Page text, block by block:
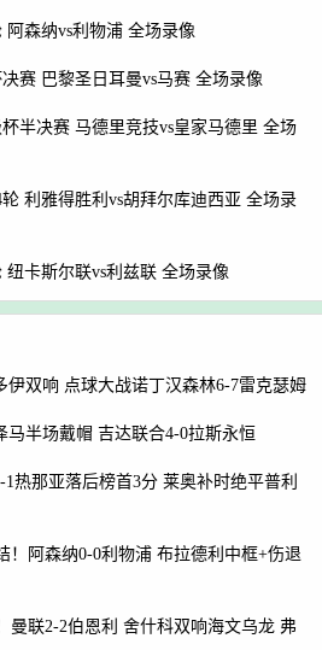
阿森纳vs利物浦 全场录像
赛 巴黎圣日耳曼vs马赛 全场录像
半决赛 马德里竞技vs皇家马德里 全场
利雅得胜利vs胡拜尔库迪西亚 全场录
纽卡斯尔联vs利兹联 全场录像
伊双响 点球大战诺丁汉森林6-7雷克瑟姆
马半场戴帽 吉达联合4-0拉斯永恒
1热那亚落后榜首3分 莱奥补时绝平普利
！阿森纳0-0利物浦 布拉德利中框+伤退
曼联2-2伯恩利 舍什科双响海文乌龙 弗